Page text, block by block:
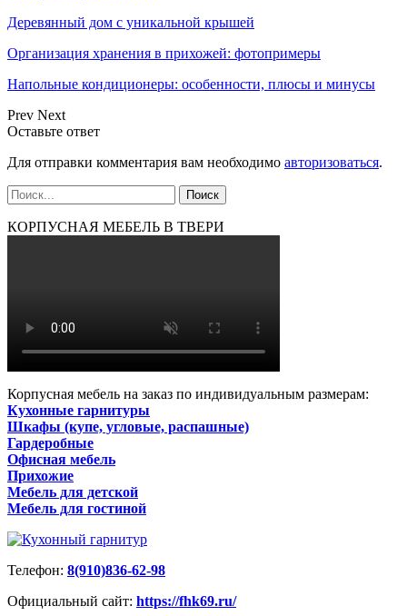
Деревянный дом с уникальной крышей
Организация хранения в прихожей: фотопримеры
Напольные кондиционеры: особенности, плюсы и минусы
Prev Next
Оставьте ответ
Для отправки комментария вам необходимо авторизоваться.
КОРПУСНАЯ МЕБЕЛЬ В ТВЕРИ
Корпусная мебель на заказ по индивидуальным размерам:
Кухонные гарнитуры
Шкафы (купе, угловые, распашные)
Гардеробные
Офисная мебель
Прихожие
Мебель для детской
Мебель для гостиной
Телефон: 8(910)836-62-98
Официальный сайт: https://fhk69.ru/